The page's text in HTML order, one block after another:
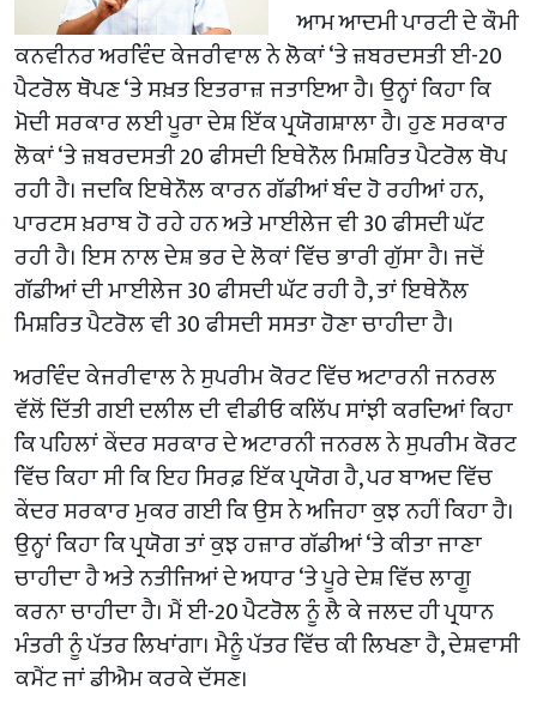
ਆਮ ਆਦਮੀ ਪਾਰਟੀ ਦੇ ਕੌਮੀ
ਕਨਵੀਨਰ ਅਰਵਿੰਦ ਕੇਜਰੀਵਾਲ ਨੇ ਲੋਕਾਂ ‘ਤੇ ਜ਼ਬਰਦਸਤੀ ਈ-20
ਪੈਟਰੋਲ ਥੋਪਣ ‘ਤੇ ਸਖ਼ਤ ਇਤਰਾਜ਼ ਜਤਾਇਆ ਹੈ। ਉਨ੍ਹਾਂ ਕਿਹਾ ਕਿ
ਮੋਦੀ ਸਰਕਾਰ ਲਈ ਪੂਰਾ ਦੇਸ਼ ਇੱਕ ਪ੍ਰਯੋਗਸ਼ਾਲਾ ਹੈ। ਹੁਣ ਸਰਕਾਰ
ਲੋਕਾਂ ‘ਤੇ ਜ਼ਬਰਦਸਤੀ 20 ਫੀਸਦੀ ਇਥੇਨੌਲ ਮਿਸ਼ਰਿਤ ਪੈਟਰੋਲ ਥੋਪ
ਰਹੀ ਹੈ। ਜਦਕਿ ਇਥੇਨੌਲ ਕਾਰਨ ਗੱਡੀਆਂ ਬੰਦ ਹੋ ਰਹੀਆਂ ਹਨ,
ਪਾਰਟਸ ਖ਼ਰਾਬ ਹੋ ਰਹੇ ਹਨ ਅਤੇ ਮਾਈਲੇਜ ਵੀ 30 ਫੀਸਦੀ ਘੱਟ
ਰਹੀ ਹੈ। ਇਸ ਨਾਲ ਦੇਸ਼ ਭਰ ਦੇ ਲੋਕਾਂ ਵਿੱਚ ਭਾਰੀ ਗੁੱਸਾ ਹੈ। ਜਦੋਂ
ਗੱਡੀਆਂ ਦੀ ਮਾਈਲੇਜ 30 ਫੀਸਦੀ ਘੱਟ ਰਹੀ ਹੈ, ਤਾਂ ਇਥੇਨੌਲ
ਮਿਸ਼ਰਿਤ ਪੈਟਰੋਲ ਵੀ 30 ਫੀਸਦੀ ਸਸਤਾ ਹੋਣਾ ਚਾਹੀਦਾ ਹੈ।
ਅਰਵਿੰਦ ਕੇਜਰੀਵਾਲ ਨੇ ਸੁਪਰੀਮ ਕੋਰਟ ਵਿੱਚ ਅਟਾਰਨੀ ਜਨਰਲ
ਵੱਲੋਂ ਦਿੱਤੀ ਗਈ ਦਲੀਲ ਦੀ ਵੀਡੀਓ ਕਲਿੱਪ ਸਾਂਝੀ ਕਰਦਿਆਂ ਕਿਹਾ
ਕਿ ਪਹਿਲਾਂ ਕੇਂਦਰ ਸਰਕਾਰ ਦੇ ਅਟਾਰਨੀ ਜਨਰਲ ਨੇ ਸੁਪਰੀਮ ਕੋਰਟ
ਵਿੱਚ ਕਿਹਾ ਸੀ ਕਿ ਇਹ ਸਿਰਫ਼ ਇੱਕ ਪ੍ਰਯੋਗ ਹੈ, ਪਰ ਬਾਅਦ ਵਿੱਚ
ਕੇਂਦਰ ਸਰਕਾਰ ਮੁਕਰ ਗਈ ਕਿ ਉਸ ਨੇ ਅਜਿਹਾ ਕੁਝ ਨਹੀਂ ਕਿਹਾ ਹੈ।
ਉਨ੍ਹਾਂ ਕਿਹਾ ਕਿ ਪ੍ਰਯੋਗ ਤਾਂ ਕੁਝ ਹਜ਼ਾਰ ਗੱਡੀਆਂ ‘ਤੇ ਕੀਤਾ ਜਾਣਾ
ਚਾਹੀਦਾ ਹੈ ਅਤੇ ਨਤੀਜਿਆਂ ਦੇ ਅਧਾਰ ‘ਤੇ ਪੂਰੇ ਦੇਸ਼ ਵਿੱਚ ਲਾਗੂ
ਕਰਨਾ ਚਾਹੀਦਾ ਹੈ। ਮੈਂ ਈ-20 ਪੈਟਰੋਲ ਨੂੰ ਲੈ ਕੇ ਜਲਦ ਹੀ ਪ੍ਰਧਾਨ
ਮੰਤਰੀ ਨੂੰ ਪੱਤਰ ਲਿਖਾਂਗਾ। ਮੈਨੂੰ ਪੱਤਰ ਵਿੱਚ ਕੀ ਲਿਖਣਾ ਹੈ, ਦੇਸ਼ਵਾਸੀ
ਕਮੈਂਟ ਜਾਂ ਡੀਐਮ ਕਰਕੇ ਦੱਸਣ।